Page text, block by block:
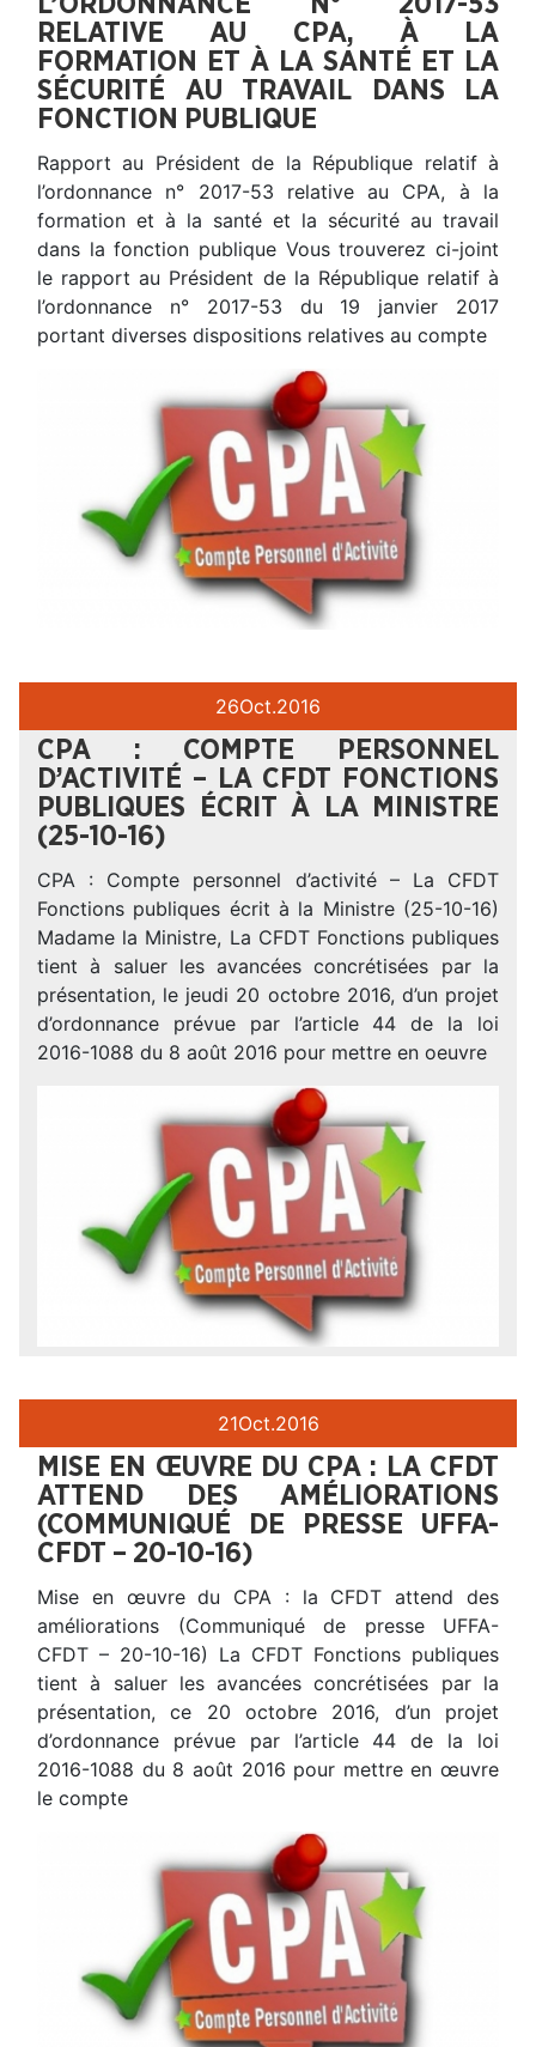
RELATIVE AU CPA, À LA
FORMATION ET À LA SANTÉ ET LA
SÉCURITÉ AU TRAVAIL DANS LA
FONCTION PUBLIQUE
Rapport au Président de la République relatif à
l’ordonnance n° 2017-53 relative au CPA, à la
formation et à la santé et la sécurité au travail
dans la fonction publique Vous trouverez ci-joint
le rapport au Président de la République relatif à
l’ordonnance n° 2017-53 du 19 janvier 2017
portant diverses dispositions relatives au compte
26Oct.2016
CPA : COMPTE PERSONNEL
D’ACTIVITÉ – LA CFDT FONCTIONS
PUBLIQUES ÉCRIT À LA MINISTRE
(25-10-16)
CPA : Compte personnel d’activité – La CFDT
Fonctions publiques écrit à la Ministre (25-10-16)
Madame la Ministre, La CFDT Fonctions publiques
tient à saluer les avancées concrétisées par la
présentation, le jeudi 20 octobre 2016, d’un projet
d’ordonnance prévue par l’article 44 de la loi
2016-1088 du 8 août 2016 pour mettre en oeuvre
21Oct.2016
MISE EN ŒUVRE DU CPA : LA CFDT
ATTEND DES AMÉLIORATIONS
(COMMUNIQUÉ DE PRESSE UFFA-
CFDT – 20-10-16)
Mise en œuvre du CPA : la CFDT attend des
améliorations (Communiqué de presse UFFA-
CFDT – 20-10-16) La CFDT Fonctions publiques
tient à saluer les avancées concrétisées par la
présentation, ce 20 octobre 2016, d’un projet
d’ordonnance prévue par l’article 44 de la loi
2016-1088 du 8 août 2016 pour mettre en œuvre
le compte